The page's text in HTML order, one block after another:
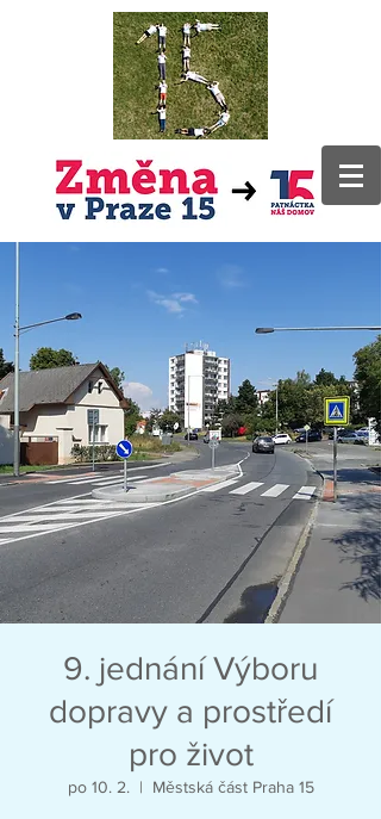
9. jednání Výboru
dopravy a prostředí
pro život
po 10. 2.
  |
Městská část Praha 15